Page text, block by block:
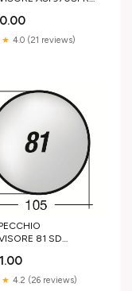
2018- XZ
4.0 (21 reviews)
81 SD
sportivi
4.2 (26 reviews)